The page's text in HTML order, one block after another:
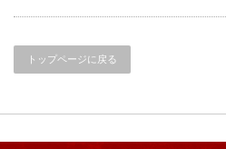
の
比
トップページに戻る